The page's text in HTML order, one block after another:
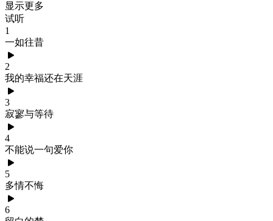
显示更多
试听
1
一如往昔
2
我的幸福还在天涯
3
寂寥与等待
4
不能说一句爱你
5
多情不悔
6